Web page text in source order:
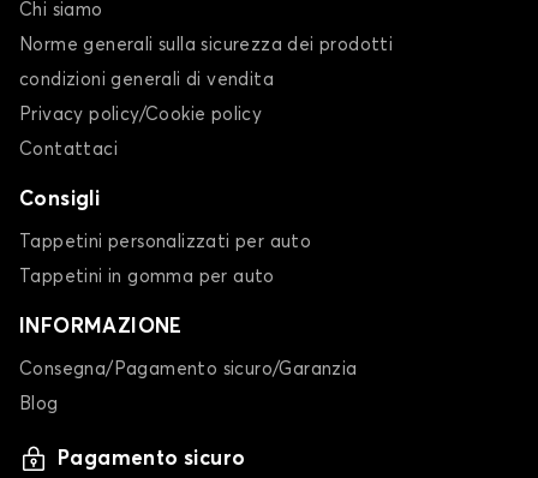
Chi siamo
Norme generali sulla sicurezza dei prodotti
condizioni generali di vendita
Privacy policy/Cookie policy
Contattaci
Consigli
Tappetini personalizzati per auto
Tappetini in gomma per auto
INFORMAZIONE
Consegna/Pagamento sicuro/Garanzia
Blog
Pagamento sicuro